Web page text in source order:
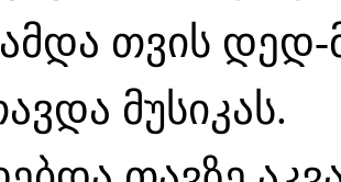
თვის დედ-
მუსიკას.